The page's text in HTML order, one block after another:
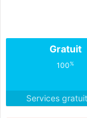
Gratuit
100%
Services